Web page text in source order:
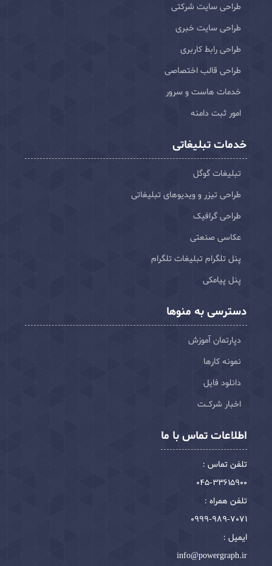
طراحی سایت شرکتی
طراحی سایت خبری
طراحی رابط کاربری
طراحی قالب اختصاصی
خدمات هاست و سرور
امور ثبت دامنه
خدمات تبلیغاتی
تبلیغات گوگل
طراحی تیزر و ویدیوهای تبلیغاتی
طراحی گرافیک
عکاسی صنعتی
پنل تلگرام تبلیغات تلگرام
پنل پیامکی
دسترسی به منوها
دپارتمان آموزش
نمونه کارها
دانلود فایل
اخبار شرکـت
اطلاعات تماس با ما
تلفن تماس :
045-33615900
تلفن همراه :
0999-989-7071
ایمیل :
info@powergraph.ir